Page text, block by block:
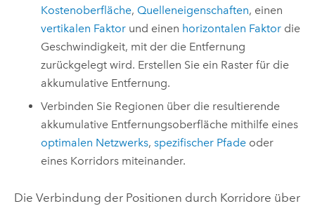
Kostenoberfläche, Quelleneigenschaften, einen
vertikalen Faktor und einen horizontalen Faktor die
Geschwindigkeit, mit der die Entfernung
zurückgelegt wird. Erstellen Sie ein Raster für die
akkumulative Entfernung.
Verbinden Sie Regionen über die resultierende
akkumulative Entfernungsoberfläche mithilfe eines
optimalen Netzwerks,spezifischer Pfade oder
eines Korridors miteinander.
Die Verbindung der Positionen durch Korridore über